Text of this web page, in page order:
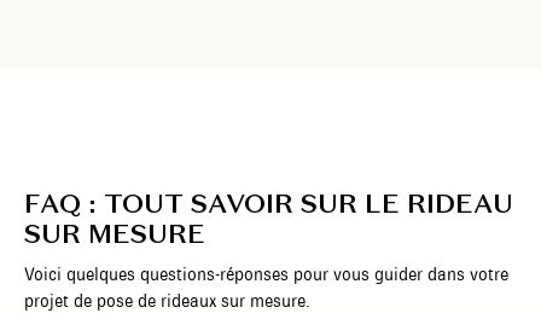
FAQ : TOUT SAVOIR SUR LE RIDEAU
SUR MESURE
Voici quelques questions-réponses pour vous guider dans votre
projet de pose de rideaux sur mesure.